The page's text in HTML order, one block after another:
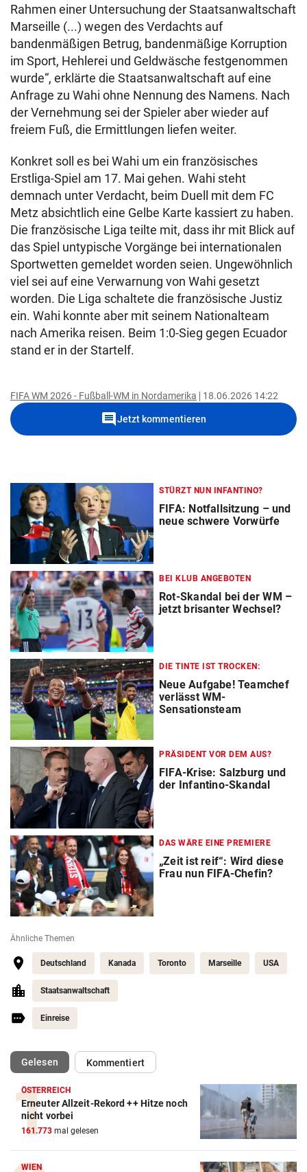
Rahmen einer Untersuchung der Staatsanwaltschaft
Marseille (...) wegen des Verdachts auf
bandenmäßigen Betrug, bandenmäßige Korruption
im Sport, Hehlerei und Geldwäsche festgenommen
wurde“, erklärte die Staatsanwaltschaft auf eine
Anfrage zu Wahi ohne Nennung des Namens. Nach
der Vernehmung sei der Spieler aber wieder auf
freiem Fuß, die Ermittlungen liefen weiter.
Konkret soll es bei Wahi um ein französisches
Erstliga-Spiel am 17. Mai gehen. Wahi steht
demnach unter Verdacht, beim Duell mit dem FC
Metz absichtlich eine Gelbe Karte kassiert zu haben.
Die französische Liga teilte mit, dass ihr mit Blick auf
das Spiel untypische Vorgänge bei internationalen
Sportwetten gemeldet worden seien. Ungewöhnlich
viel sei auf eine Verwarnung von Wahi gesetzt
worden. Die Liga schaltete die französische Justiz
ein. Wahi konnte aber mit seinem Nationalteam
nach Amerika reisen. Beim 1:0-Sieg gegen Ecuador
stand er in der Startelf.
FIFA WM 2026 - Fußball-WM in Nordamerika 18.06.2026 14:22
commentJetzt kommentieren
STÜRZT NUN INFANTINO?
FIFA: Notfallsitzung – und
neue schwere Vorwürfe
BEI KLUB ANGEBOTEN
Rot-Skandal bei der WM –
jetzt brisanter Wechsel?
DIE TINTE IST TROCKEN:
Neue Aufgabe! Teamchef
verlässt WM-
Sensationsteam
PRÄSIDENT VOR DEM AUS?
FIFA-Krise: Salzburg und
der Infantino-Skandal
DAS WÄRE EINE PREMIERE
„Zeit ist reif“: Wird diese
Frau nun FIFA-Chefin?
Ähnliche Themen
Deutschland Kanada Toronto Marseille USA
Staatsanwaltschaft
Einreise
Gelesen(ausgewählt)Kommentiert
ÖSTERREICH
Erneuter Allzeit-Rekord ++ Hitze noch
nicht vorbei
161.773 mal gelesen
WIEN
Action-Cam Vergleich
ZUM VERGLEICH
Crosstrainer Vergleich